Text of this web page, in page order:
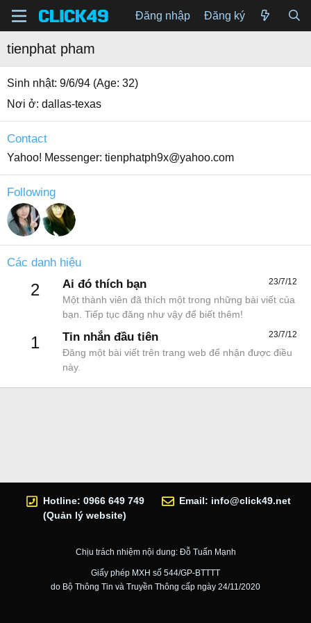
Đăng nhập Đăng ký
tienphat pham
Sinh nhật 9/6/94 (Age: 32)
Nơi ở dallas-texas
Contact
Yahoo! Messenger tienphatph9x@yahoo.com
Following
Các danh hiệu
2 23/7/12
Ai đó thích bạn
Một thành viên đã thích một trong những bài viết của
bạn. Tiếp tục đăng như vậy để biết thêm!
1 23/7/12
Tin nhắn đầu tiên
Đăng một bài viết trên trang web để nhận được điều
này.
Hotline: 0966 649 749
(Quản lý website)
Email: info@click49.net
Chịu trách nhiệm nội dung: Đỗ Tuấn Mạnh
Giấy phép MXH số 544/GP-BTTTT
do Bộ Thông Tin và Truyền Thông cấp ngày 24/11/2020